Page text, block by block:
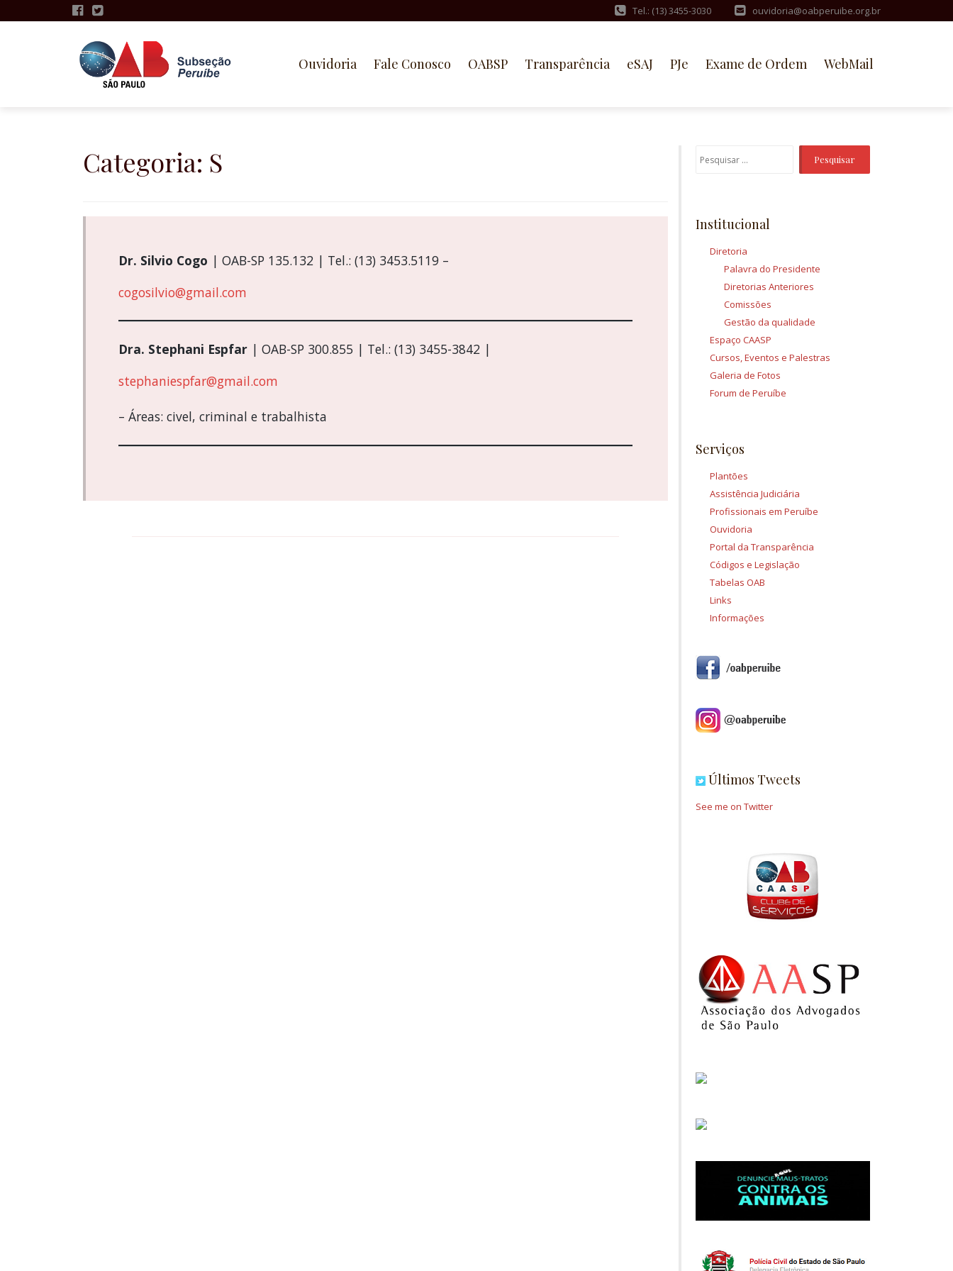
Tel.: (13) 3455-3030 ouvidoria@oabperuibe.org.br
Ouvidoria Fale Conosco OABSP Transparência eSAJ PJe Exame de Ordem WebMail
Categoria: S
Dr. Silvio Cogo | OAB-SP 135.132 | Tel.: (13) 3453.5119 –
cogosilvio@gmail.com
Dra. Stephani Espfar | OAB-SP 300.855 | Tel.: (13) 3455-3842 |
stephaniespfar@gmail.com
– Áreas: civel, criminal e trabalhista
Institucional
Diretoria
Palavra do Presidente
Diretorias Anteriores
Comissões
Gestão da qualidade
Espaço CAASP
Cursos, Eventos e Palestras
Galeria de Fotos
Forum de Peruíbe
Serviços
Plantões
Assistência Judiciária
Profissionais em Peruíbe
Ouvidoria
Portal da Transparência
Códigos e Legislação
Tabelas OAB
Links
Informações
Últimos Tweets
See me on Twitter